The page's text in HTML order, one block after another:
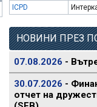
ICPD
НОВИНИ ПРЕЗ
07.08.2026 -
30.07.2026 -
отчет на